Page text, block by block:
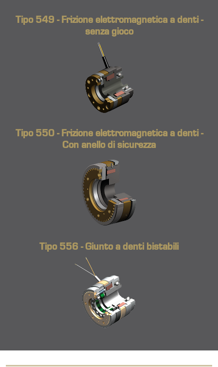
Tipo 549 - Frizione elettromagnetica a denti -
senza gioco
Tipo 550 - Frizione elettromagnetica a denti -
Con anello di sicurezza
Tipo 556 - Giunto a denti bistabili